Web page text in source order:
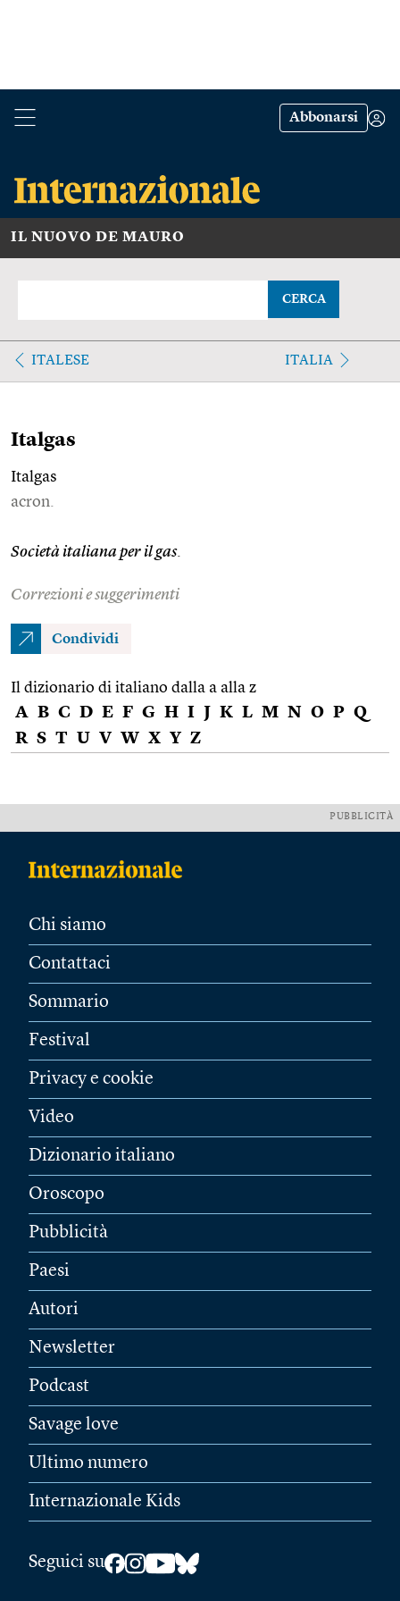
Abbonarsi
IL NUOVO DE MAURO
CERCA
ITALESE ITALIA
Italgas
Italgas
acron.
Società italiana per il gas.
Correzioni e suggerimenti
Condividi
Il dizionario di italiano dalla a alla z
A B C D E F G H I J K L M N O P Q
R S T U V W X Y Z
PUBBLICITÀ
Chi siamo
Contattaci
Sommario
Festival
Privacy e cookie
Video
Dizionario italiano
Oroscopo
Pubblicità
Paesi
Autori
Newsletter
Podcast
Savage love
Ultimo numero
Internazionale Kids
Seguici su